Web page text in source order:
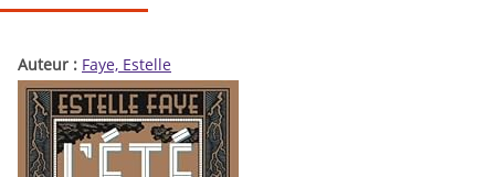
Auteur : Faye, Estelle